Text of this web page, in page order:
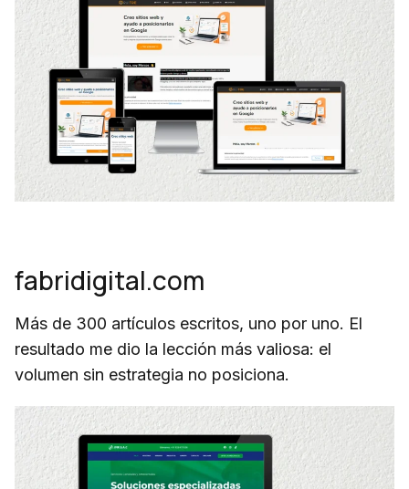
fabridigital.com
Más de 300 artículos escritos, uno por uno. El
resultado me dio la lección más valiosa: el
volumen sin estrategia no posiciona.